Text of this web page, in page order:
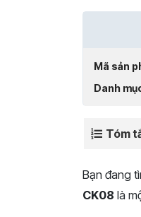
Mã sản
Danh
Tóm
Bạn đang
CK08 là